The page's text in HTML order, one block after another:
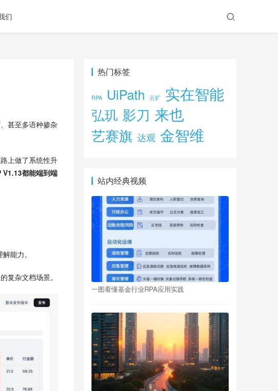
们
甚至多语种掺杂
上做了系统性升
V1.13都能端到端
能力。
复杂文档场景。
热门标签
RPA UiPath 云扩 实在智能
弘玑 影刀 来也
艺赛旗 达观 金智维
站内经典视频
一图看懂基金行业RPA应用实践